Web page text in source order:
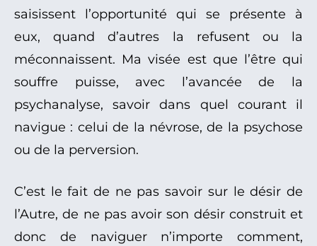
saisissent l’opportunité qui se présente à
eux, quand d’autres la refusent ou la
méconnaissent. Ma visée est que l’être qui
souffre puisse, avec l’avancée de la
psychanalyse, savoir dans quel courant il
navigue : celui de la névrose, de la psychose
ou de la perversion.
C’est le fait de ne pas savoir sur le désir de
l’Autre, de ne pas avoir son désir construit et
donc de naviguer n’importe comment,